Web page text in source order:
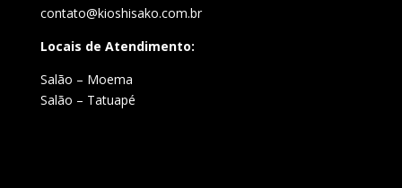
contato@kioshisako.com.br
Locais de Atendimento:
Salão – Moema
Salão – Tatuapé